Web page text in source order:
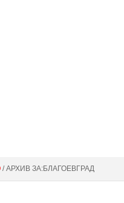
/ АРХИВ ЗА:БЛАГОЕВГРАД